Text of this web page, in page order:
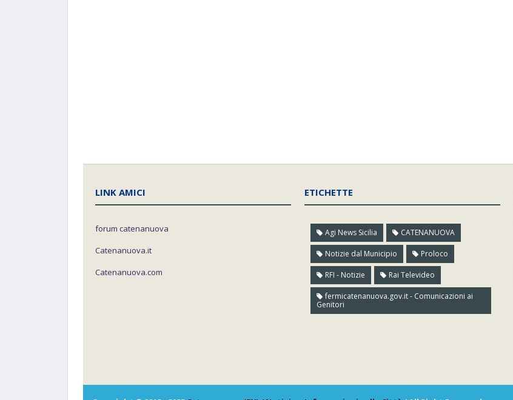
LINK AMICI
forum catenanuova
Catenanuova.it
Catenanuova.com
ETICHETTE
Agi News Sicilia CATENANUOVA
Notizie dal Municipio Proloco
RFI - Notizie Rai Televideo
fermicatenanuova.gov.it - Comunicazioni ai
Genitori